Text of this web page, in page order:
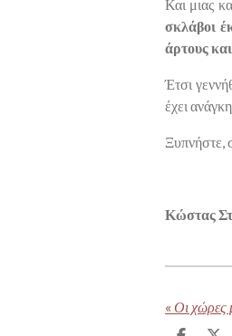
Και μιας
σκλάβοι
άρτους
Έτσι
έχει
Ξυπνήστε,
Κώστας
« Οι χώρες